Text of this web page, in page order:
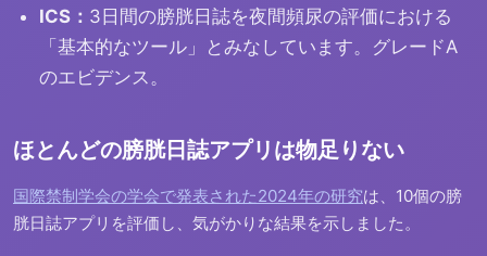
ICS： 3日間の膀胱日誌を夜間頻尿の評価における
「基本的なツール」とみなしています。グレードA
のエビデンス。
ほとんどの膀胱日誌アプリは物足りない
国際禁制学会の学会で発表された2024年の研究は、10個の膀
胱日誌アプリを評価し、気がかりな結果を示しました。